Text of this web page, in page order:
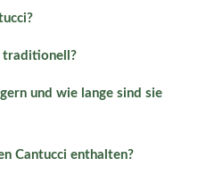
traditionell?
und wie lange sind sie
Cantucci enthalten?